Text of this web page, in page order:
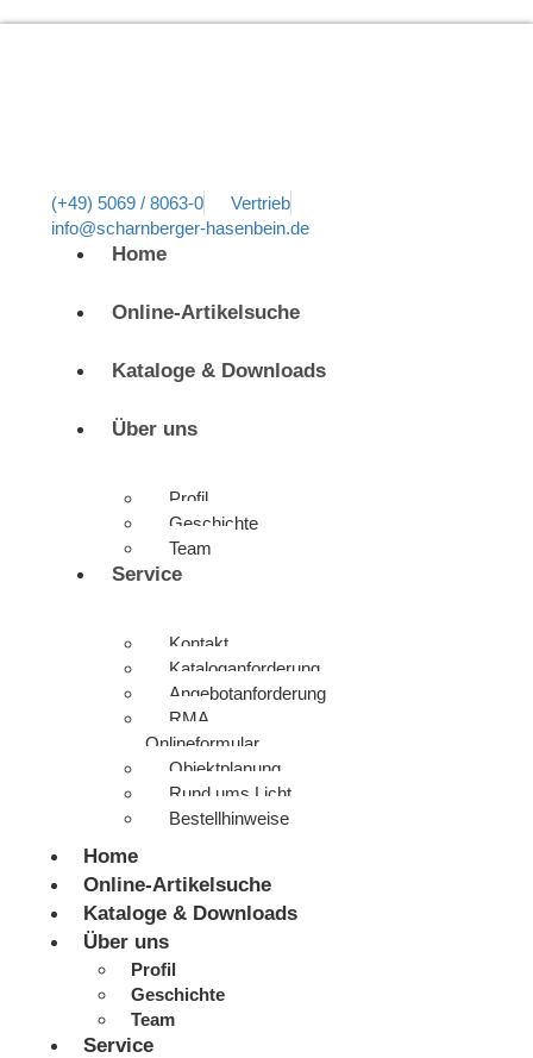
(+49) 5069 / 8063-0
Vertrieb
info@scharnberger-hasenbein.de
Home
Online-Artikelsuche
Kataloge & Downloads
Über uns
Profil
Geschichte
Team
Service
Kontakt
Kataloganforderung
Angebotanforderung
RMA
Onlineformular
Objektplanung
Rund ums Licht
Bestellhinweise
Home
Online-Artikelsuche
Kataloge & Downloads
Über uns
Profil
Geschichte
Team
Service